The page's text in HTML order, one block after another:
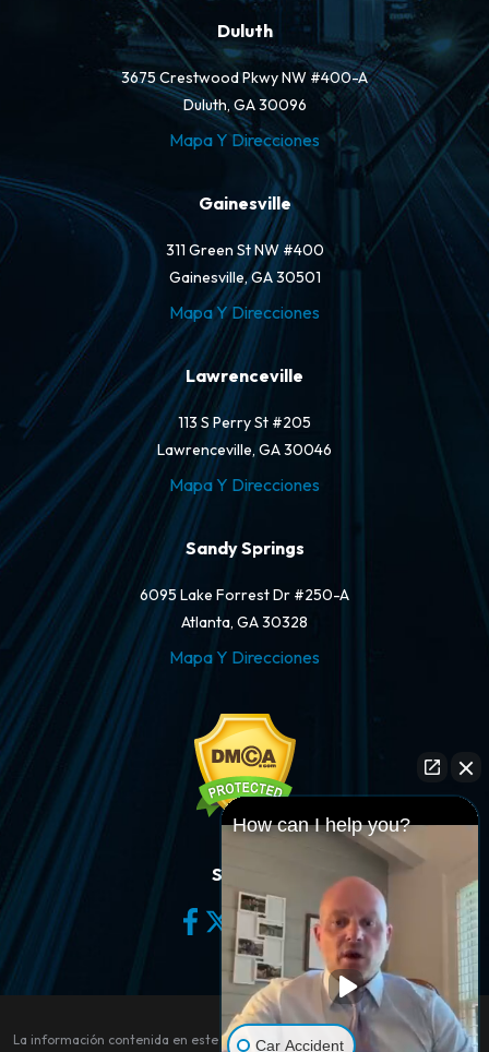
Duluth
3675 Crestwood Pkwy NW #400-A
Duluth, GA 30096
Mapa Y Direcciones
Gainesville
311 Green St NW #400
Gainesville, GA 30501
Mapa Y Direcciones
Lawrenceville
113 S Perry St #205
Lawrenceville, GA 30046
Mapa Y Direcciones
Sandy Springs
6095 Lake Forrest Dr #250-A
Atlanta, GA 30328
Mapa Y Direcciones
Síganos
La información contenida en este sitio web es sólo para fines de
How can I help you?
Car Accident